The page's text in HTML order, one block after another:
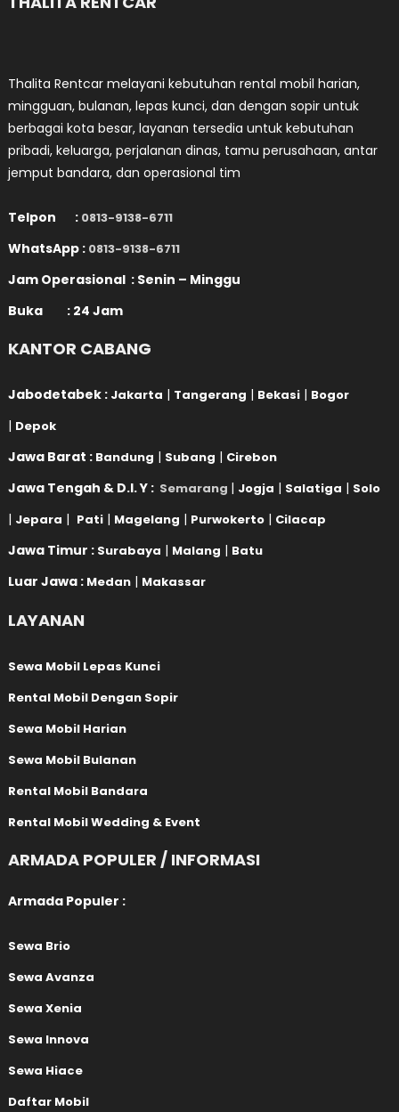
Thalita Rentcar melayani kebutuhan rental mobil harian,
mingguan, bulanan, lepas kunci, dan dengan sopir untuk
berbagai kota besar, layanan tersedia untuk kebutuhan
pribadi, keluarga, perjalanan dinas, tamu perusahaan, antar
jemput bandara, dan operasional tim
Telpon : 0813-9138-6711
WhatsApp : 0813-9138-6711
Jam Operasional : Senin – Minggu
Buka : 24 Jam
KANTOR CABANG
Jabodetabek : Jakarta | Tangerang | Bekasi | Bogor
| Depok
Jawa Barat : Bandung | Subang | Cirebon
Jawa Tengah & D.I. Y : Semarang | Jogja | Salatiga | Solo
| Jepara | Pati | Magelang | Purwokerto | Cilacap
Jawa Timur : Surabaya | Malang | Batu
Luar Jawa : Medan | Makassar
LAYANAN
Sewa Mobil Lepas Kunci
Rental Mobil Dengan Sopir
Sewa Mobil Harian
Sewa Mobil Bulanan
Rental Mobil Bandara
Rental Mobil Wedding & Event
ARMADA POPULER / INFORMASI
Armada Populer :
Sewa Brio
Sewa Avanza
Sewa Xenia
Sewa Innova
Sewa Hiace
Daftar Mobil